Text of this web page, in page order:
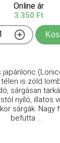
Online ár
3 350 Ft
japánlonc
is zöld
sárgásan
nyíló, illatos
sárgák. Nagy
befutta ...